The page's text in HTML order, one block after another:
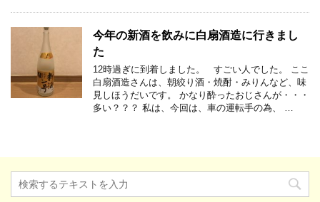
今年の新酒を飲みに白扇酒造に行きまし
た
12時過ぎに到着しました。 すごい人でした。 ここ
白扇酒造さんは、朝絞り酒・焼酎・みりんなど、味
見しほうだいです。 かなり酔ったおじさんが・・・
多い？？？ 私は、今回は、車の運転手の為、 …